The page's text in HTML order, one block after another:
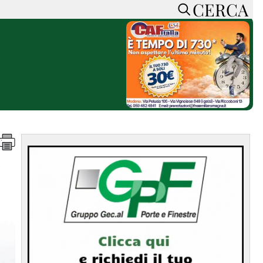
CERCA
ACCEDI o REGISTRATI
CONTATTI
SOSTIENI LA PRESSA
CONOSCI LA PRESSA
COOKIE POLICY
PRIVACY POLICY
FEED RSS
MAPPA DEL SITO
NORMATIVE
DEONTOLOGICHE
CERCA